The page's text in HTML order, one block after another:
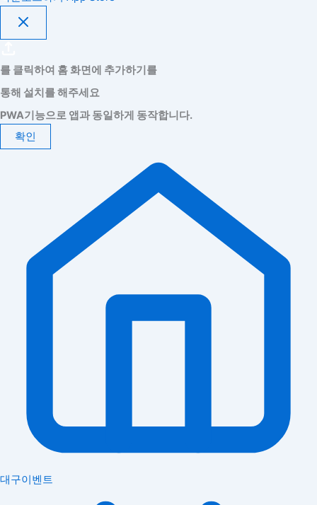
를 클릭하여 홈 화면에 추가하기를
통해 설치를 해주세요
PWA기능으로 앱과 동일하게 동작합니다.
확인
대구이벤트